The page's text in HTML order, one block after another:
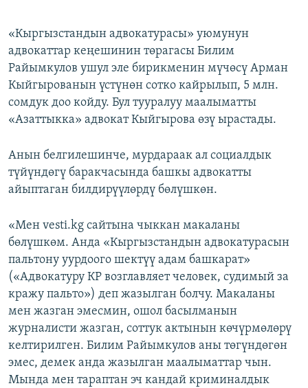
«Кыргызстандын адвокатурасы» уюмунун
адвокаттар кеңешинин төрагасы Билим
Райымкулов ушул эле бирикменин мүчөсү Арман
Кыйгырованын үстүнөн сотко кайрылып, 5 млн.
сомдук доо койду. Бул тууралуу маалыматты
«Азаттыкка» адвокат Кыйгырова өзү ырастады.
Анын белгилешинче, мурдараак ал социалдык
түйүндөгү баракчасында башкы адвокатты
айыптаган билдирүүлөрдү бөлүшкөн.
«Мен vesti.kg сайтына чыккан макаланы
бөлүшкөм. Анда «Кыргызстандын адвокатурасын
пальтону уурдоого шектүү адам башкарат»
(«Адвокатуру КР возглавляет человек, судимый за
кражу пальто») деп жазылган болчу. Макаланы
мен жазган эмесмин, ошол басылманын
журналисти жазган, соттук актынын көчүрмөлөрү
келтирилген. Билим Райымкулов аны төгүндөгөн
эмес, демек анда жазылган маалыматтар чын.
Мында мен тараптан эч кандай криминалдык